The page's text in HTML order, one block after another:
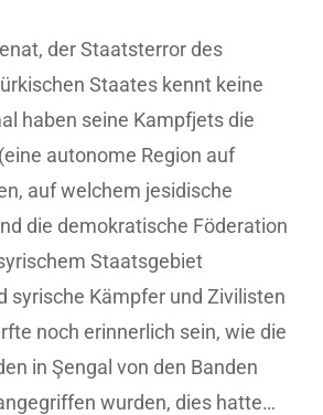
der Staatsterror des
Staates kennt keine
haben seine Kampfjets die
autonome Region auf
auf welchem jesidische
die demokratische Föderation
Staatsgebiet
syrische Kämpfer und Zivilisten
noch erinnerlich sein, wie die
in Şengal von den Banden
wurden, dies hatte…